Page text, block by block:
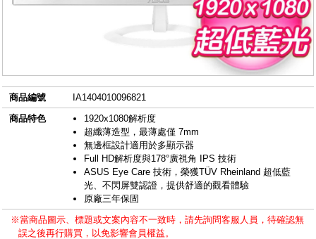
商品編號
IA1404010096821
商品特色
1920x1080解析度
超纖薄造型，最薄處僅 7mm
無邊框設計適用於多顯示器
Full HD解析度與178°廣視角 IPS 技術
ASUS Eye Care 技術，榮獲TÜV Rheinland 超低藍
光、不閃屏雙認證，提供舒適的觀看體驗
原廠三年保固
※當商品圖示、標題或文案內容不一致時，請先詢問客服人員，待確認無
誤之後再行購買，以免影響會員權益。